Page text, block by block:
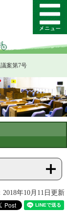
メ
ニ
ー
案第7号
2018年10月11日更新